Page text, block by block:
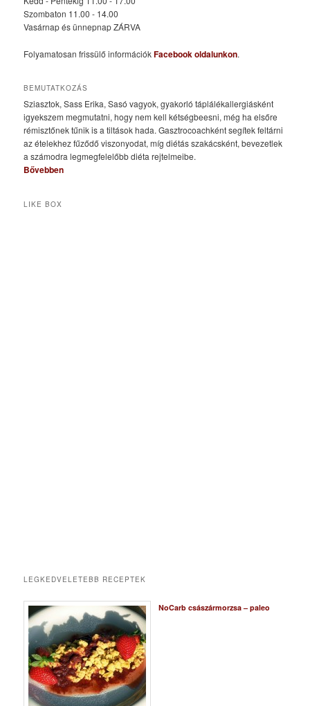
Szombaton 11.00 - 14.00
Vasárnap és ünnepnap ZÁRVA
Folyamatosan frissülő információkFacebook oldalunkon.
BEMUTATKOZÁS
Sziasztok, Sass Erika, Sasó vagyok, gyakorló táplálékallergiásként
igyekszem megmutatni, hogy nem kell kétségbeesni, még ha elsőre
rémisztőnek tűnik is a tiltások hada. Gasztrocoachként segítek feltárni
az ételekhez fűződő viszonyodat, míg diétás szakácsként, bevezetlek
a számodra legmegfelelőbb diéta rejtelmeibe.
Bővebben
LIKE BOX
LEGKEDVELETEBB RECEPTEK
NoCarb császármorzsa – paleo